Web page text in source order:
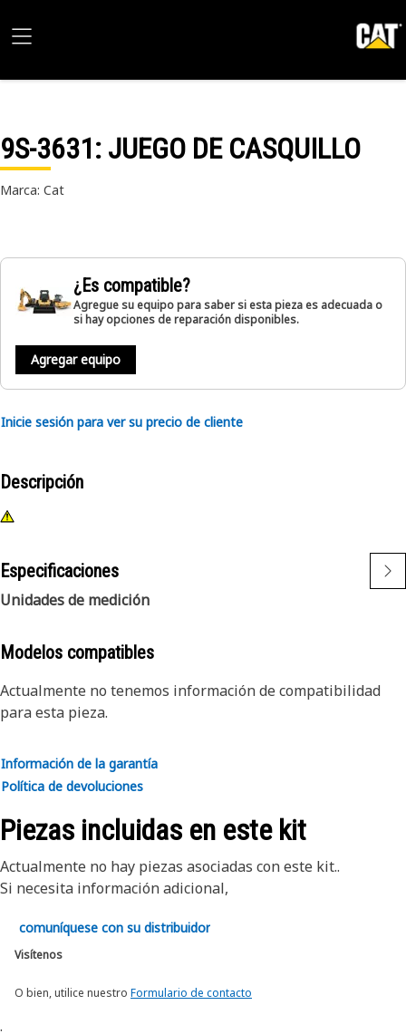
9S-3631: JUEGO DE CASQUILLO
Marca: Cat
¿Es compatible?
Agregue su equipo para saber si esta pieza es adecuada o
si hay opciones de reparación disponibles.
Agregar equipo
Inicie sesión para ver su precio de cliente
Descripción
Especificaciones
Unidades de medición
Modelos compatibles
Actualmente no tenemos información de compatibilidad
para esta pieza.
Información de la garantía
Política de devoluciones
Piezas incluidas en este kit
Actualmente no hay piezas asociadas con este kit..
Si necesita información adicional,
comuníquese con su distribuidor
Visítenos
O bien, utilice nuestro Formulario de contacto
.